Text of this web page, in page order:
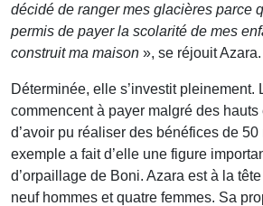
décidé de ranger mes glacières parce
permis de payer la scolarité de mes
construit ma maison », se réjouit Azara.
Déterminée, elle s’investit pleinement.
commencent à payer malgré des
d’avoir pu réaliser des bénéfices de
exemple a fait d’elle une figure
d’orpaillage de Boni. Azara est à la
neuf hommes et quatre femmes. Sa